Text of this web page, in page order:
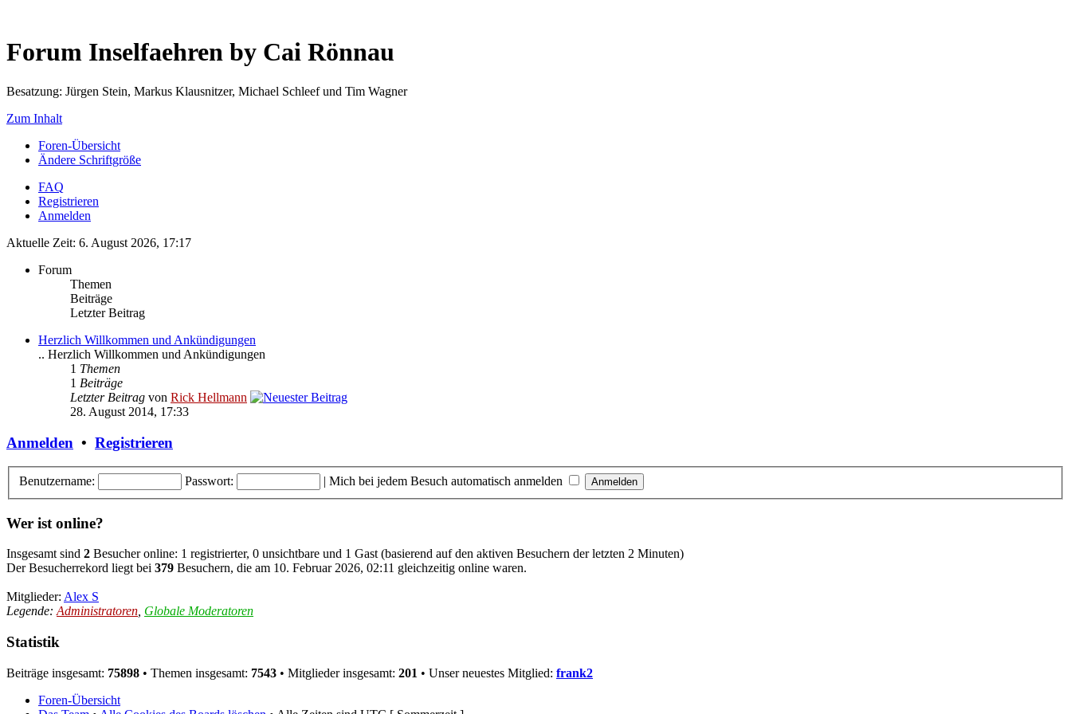
Forum Inselfaehren by Cai Rönnau
Besatzung: Jürgen Stein, Markus Klausnitzer, Michael Schleef und Tim Wagner
Zum Inhalt
Foren-Übersicht
Ändere Schriftgröße
FAQ
Registrieren
Anmelden
Aktuelle Zeit: 6. August 2026, 17:17
Forum
Themen
Beiträge
Letzter Beitrag
Herzlich Willkommen und Ankündigungen
.. Herzlich Willkommen und Ankündigungen
1 Themen
1 Beiträge
Letzter Beitrag von Rick Hellmann
28. August 2014, 17:33
Anmelden • Registrieren
Benutzername: Passwort: | Mich bei jedem Besuch automatisch anmelden
Wer ist online?
Insgesamt sind 2 Besucher online: 1 registrierter, 0 unsichtbare und 1 Gast (basierend auf den aktiven Besuchern der letzten 2 Minuten)
Der Besucherrekord liegt bei 379 Besuchern, die am 10. Februar 2026, 02:11 gleichzeitig online waren.
Mitglieder: Alex S
Legende: Administratoren Globale Moderatoren
Statistik
Beiträge insgesamt: 75898 • Themen insgesamt: 7543 • Mitglieder insgesamt: 201 • Unser neuestes Mitglied: frank2
Foren-Übersicht